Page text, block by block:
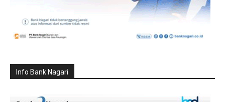
Info Bank Nagari